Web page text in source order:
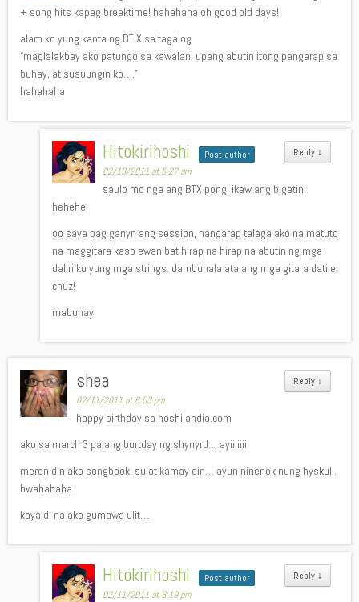
+ song hits kapag breaktime! hahahaha oh good old days!
alam ko yung kanta ng BT X sa tagalog
“maglalakbay ako patungo sa kawalan, upang abutin itong pangarap sa
buhay, at susuungin ko….”
hahahaha
Reply ↓
Hitokirihoshi Post author
02/13/2011 at 5:27 am
saulo mo nga ang BTX pong, ikaw ang bigatin!
hehehe
oo saya pag ganyn ang session, nangarap talaga ako na matuto
na maggitara kaso ewan bat hirap na hirap na abutin ng mga
daliri ko yung mga strings. dambuhala ata ang mga gitara dati e,
chuz!
mabuhay!
Reply ↓
shea
02/11/2011 at 6:03 pm
happy birthday sa hoshilandia.com
ako sa march 3 pa ang burtday ng shynyrd… ayiiiiiiii
meron din ako songbook, sulat kamay din… ayun ninenok nung hyskul..
bwahahaha
kaya di na ako gumawa ulit…
Reply ↓
Hitokirihoshi Post author
02/11/2011 at 6:19 pm